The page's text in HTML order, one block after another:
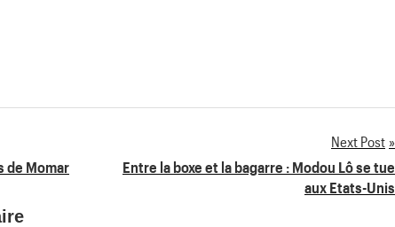
de Momar
Next Post
Entre la boxe et la bagarre : Modou Lô se tue
aux Etats-Unis